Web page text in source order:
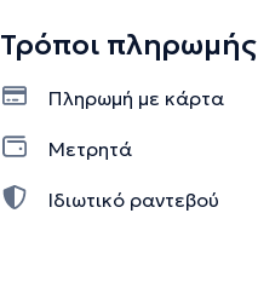
Τρόποι πληρωμής
Πληρωμή με κάρτα
Μετρητά
Ιδιωτικό ραντεβού